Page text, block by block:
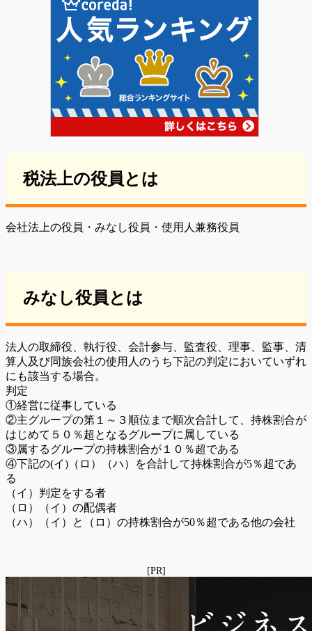
税法上の役員とは
会社法上の役員・みなし役員・使用人兼務役員
みなし役員とは
法人の取締役、執行役、会計参与、監査役、理事、監事、清
算人及び同族会社の使用人のうち下記の判定においていずれ
にも該当する場合。
判定
①経営に従事している
②主グループの第１～３順位まで順次合計して、持株割合が
はじめて５０％超となるグループに属している
③属するグループの持株割合が１０％超である
④下記の(イ)（ロ）（ハ）を合計して持株割合が5％超であ
る
（イ）判定をする者
（ロ）（イ）の配偶者
（ハ）（イ）と（ロ）の持株割合が50％超である他の会社
[PR]